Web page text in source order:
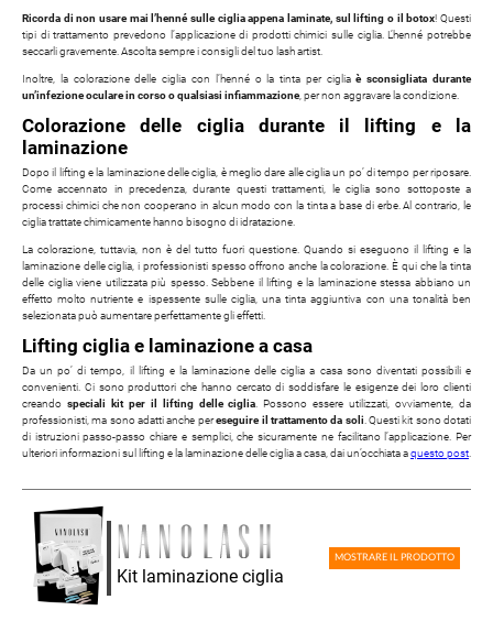
Ricorda di non usare mai l’henné sulle ciglia appena laminate, sul lifting o il botox! Questi
tipi di trattamento prevedono l’applicazione di prodotti chimici sulle ciglia. L’henné potrebbe
seccarli gravemente. Ascolta sempre i consigli del tuo lash artist.
Inoltre, la colorazione delle ciglia con l’henné o la tinta per cigliaè sconsigliata durante
un’infezione oculare in corso o qualsiasi infiammazione, per non aggravare la condizione.
Colorazione delle ciglia durante il lifting e la
laminazione
Dopo il lifting e la laminazione delle ciglia, è meglio dare alle ciglia un po’ di tempo per riposare.
Come accennato in precedenza, durante questi trattamenti, le ciglia sono sottoposte a
processi chimici che non cooperano in alcun modo con la tinta a base di erbe. Al contrario, le
ciglia trattate chimicamente hanno bisogno di idratazione.
La colorazione, tuttavia, non è del tutto fuori questione. Quando si eseguono il lifting e la
laminazione delle ciglia, i professionisti spesso offrono anche la colorazione. È qui che la tinta
delle ciglia viene utilizzata più spesso. Sebbene il lifting e la laminazione stessa abbiano un
effetto molto nutriente e ispessente sulle ciglia, una tinta aggiuntiva con una tonalità ben
selezionata può aumentare perfettamente gli effetti.
Lifting ciglia e laminazione a casa
Da un po’ di tempo, il lifting e la laminazione delle ciglia a casa sono diventati possibili e
convenienti. Ci sono produttori che hanno cercato di soddisfare le esigenze dei loro clienti
creando speciali kit per il lifting delle ciglia. Possono essere utilizzati, ovviamente, da
professionisti, ma sono adatti anche pereseguire il trattamento da soli. Questi kit sono dotati
di istruzioni passo-passo chiare e semplici, che sicuramente ne facilitano l’applicazione. Per
ulteriori informazioni sul lifting e la laminazione delle ciglia a casa, dai un’occhiata aquesto post.
Kit laminazione ciglia
MOSTRARE IL PRODOTTO